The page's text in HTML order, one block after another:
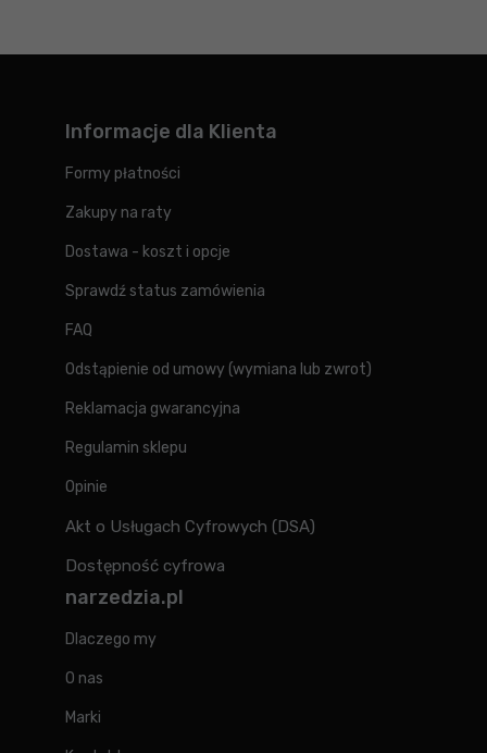
Informacje dla Klienta
Formy płatności
Zakupy na raty
Dostawa - koszt i opcje
Sprawdź status zamówienia
FAQ
Odstąpienie od umowy (wymiana lub zwrot)
Reklamacja gwarancyjna
Regulamin sklepu
Opinie
Akt o Usługach Cyfrowych (DSA)
Dostępność cyfrowa
narzedzia.pl
Dlaczego my
O nas
Marki